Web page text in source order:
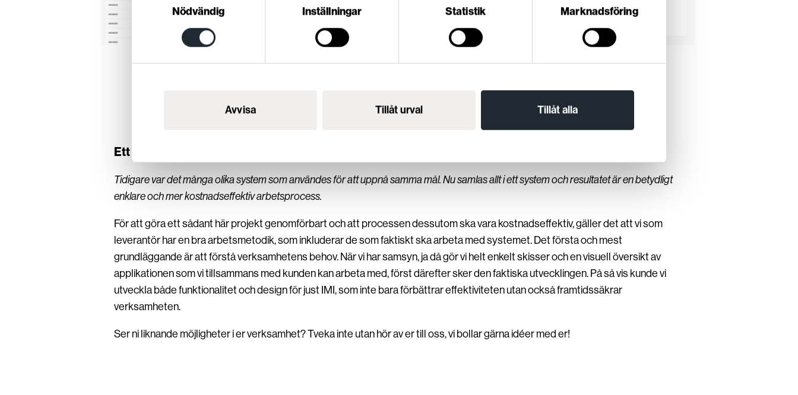
Nödvändig Inställningar Statistik Marknadsföring
Avvisa Tillåt urval Tillåt alla
Ett system som förenklar hela processen
Tidigare var det många olika system som användes för att uppnå samma mål. Nu samlas allt i ett system och resultatet är en betydligt
enklare och mer kostnadseffektiv arbetsprocess.
För att göra ett sådant här projekt genomförbart och att processen dessutom ska vara kostnadseffektiv, gäller det att vi som
leverantör har en bra arbetsmetodik, som inkluderar de som faktiskt ska arbeta med systemet. Det första och mest
grundläggande är att förstå verksamhetens behov. När vi har samsyn, ja då gör vi helt enkelt skisser och en visuell översikt av
applikationen som vi tillsammans med kunden kan arbeta med, först därefter sker den faktiska utvecklingen. På så vis kunde vi
utveckla både funktionalitet och design för just IMI, som inte bara förbättrar effektiviteten utan också framtidssäkrar
verksamheten.
Ser ni liknande möjligheter i er verksamhet? Tveka inte utan hör av er till oss, vi bollar gärna idéer med er!